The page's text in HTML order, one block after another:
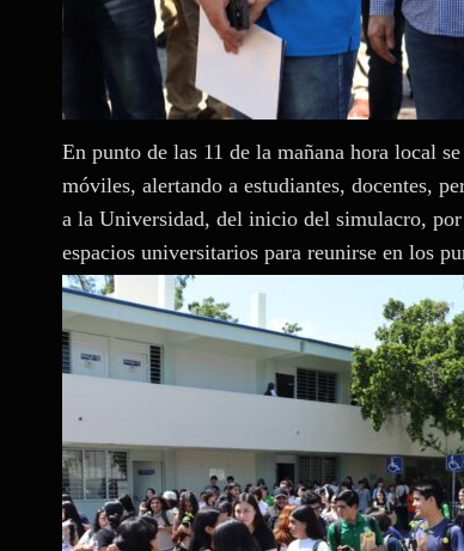
En punto de las 11 de la mañana hora local
móviles, alertando a estudiantes, docentes,
a la Universidad, del inicio del simulacro,
espacios universitarios para reunirse en los